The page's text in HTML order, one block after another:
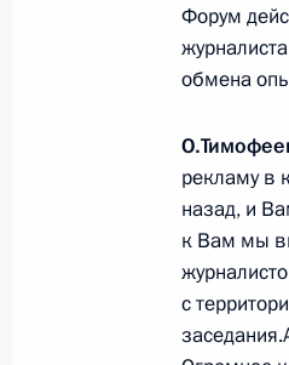
6 апреля
Рабочая
6 апреля
6 апреля
Форум
обмена
рекламу в
назад, и
к Вам мы
с